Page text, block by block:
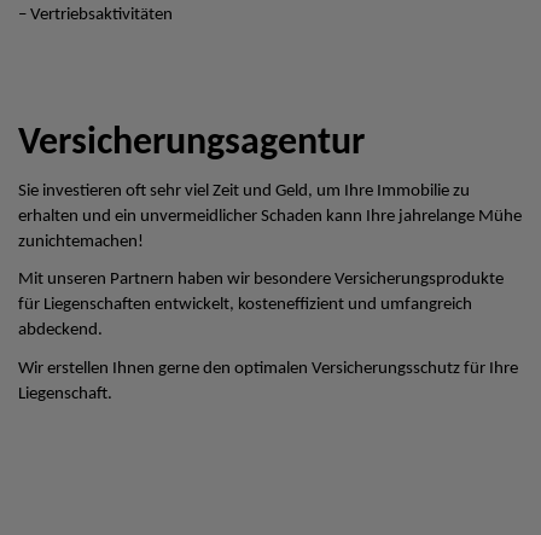
– Vertriebsaktivitäten
Versicherungsagentur
Sie investieren oft sehr viel Zeit und Geld, um Ihre Immobilie zu
erhalten und ein unvermeidlicher Schaden kann Ihre jahrelange Mühe
zunichtemachen!
Mit unseren Partnern haben wir besondere Versicherungsprodukte
für Liegenschaften entwickelt, kosteneffizient und umfangreich
abdeckend.
Wir erstellen Ihnen gerne den optimalen Versicherungsschutz für Ihre
Liegenschaft.